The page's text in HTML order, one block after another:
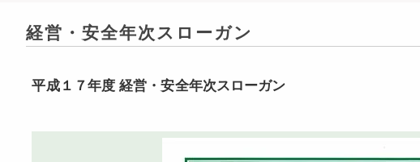
経営・安全年次スローガン
平成１７年度 経営・安全年次スローガン